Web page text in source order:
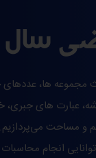
مجموعه ها، عددهای
عبارت های
و مساحت
توانایی انجام